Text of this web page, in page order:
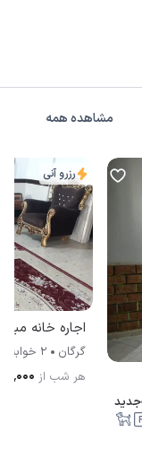
مشاهده همه
جدید
رزرو آنی
اجاره خانه
گرگان
2 خوابه
هر شب از